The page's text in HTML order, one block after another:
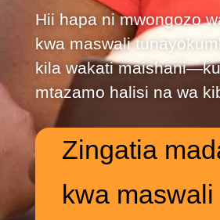
Hii hapa ni mwongozo
kwa maswali
kila wakati
mtazamo halisi na wa
Zingatia
kwa maswali